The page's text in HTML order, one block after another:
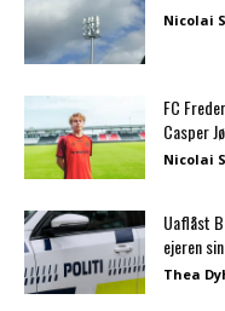
Nicolai
FC
Casper
Nicolai
Uaflåst
ejeren sin
Thea